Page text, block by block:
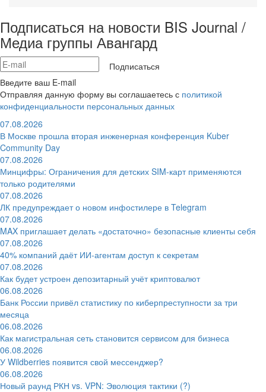
Подписаться на новости BIS Journal /
Медиа группы Авангард
Подписаться
Введите ваш E-mail
Отправляя данную форму вы соглашаетесь с политикой
конфиденциальности персональных данных
07.08.2026
В Москве прошла вторая инженерная конференция Kuber
Community Day
07.08.2026
Минцифры: Ограничения для детских SIM-карт применяются
только родителями
07.08.2026
ЛК предупреждает о новом инфостилере в Telegram
07.08.2026
MAX приглашает делать «достаточно» безопасные клиенты себя
07.08.2026
40% компаний даёт ИИ‑агентам доступ к секретам
07.08.2026
Как будет устроен депозитарный учёт криптовалют
06.08.2026
Банк России привёл статистику по киберпреступности за три
месяца
06.08.2026
Как магистральная сеть становится сервисом для бизнеса
06.08.2026
У Wildberries появится свой мессенджер?
06.08.2026
Новый раунд РКН vs. VPN: Эволюция тактики (?)